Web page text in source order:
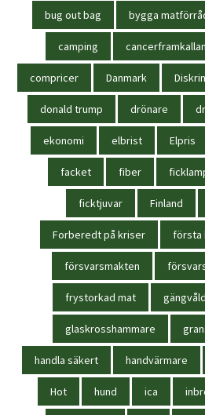
bug out bag bygga
camping
compricer Danmark
donald trump drönare
ekonomi elbrist Elpris
facket fiber
ficktjuvar Finland
Forberedt på kriser första
försvarsmakten
frystorkad mat
glaskrosshammare
handla säkert handvärmare
Hot hund ica